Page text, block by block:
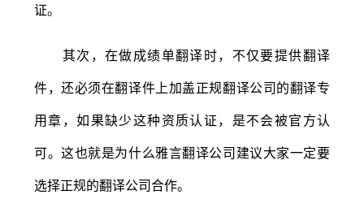
证。
其次，在做成绩单翻译时，不仅要提供翻译
件，还必须在翻译件上加盖正规翻译公司的翻译专
用章，如果缺少这种资质认证，是不会被官方认
可。这也就是为什么雅言翻译公司建议大家一定要
选择正规的翻译公司合作。